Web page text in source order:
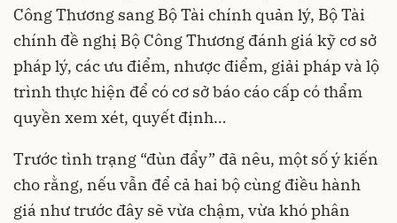
Công Thương sang Bộ Tài chính quản lý, Bộ Tài
chính đề nghị Bộ Công Thương đánh giá kỹ cơ sở
pháp lý, các ưu điểm, nhược điểm, giải pháp và lộ
trình thực hiện để có cơ sở báo cáo cấp có thẩm
quyền xem xét, quyết định…
Trước tình trạng “đùn đẩy” đã nêu, một số ý kiến
cho rằng, nếu vẫn để cả hai bộ cùng điều hành
giá như trước đây sẽ vừa chậm, vừa khó phân